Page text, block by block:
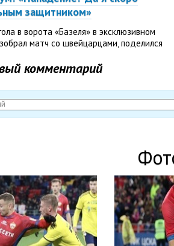
защитником»
в ворота «Базеля» в эксклюзивном
матч со швейцарцами, поделился
сдаётся!» Как Фернандес
в Базеле
зауважаете защитника ЦСКА
Бразильских футболистов принято
С волей и характером всё в
комментарий